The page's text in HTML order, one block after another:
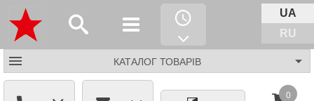
UA
RU
КАТАЛОГ ТОВАРІВ
0